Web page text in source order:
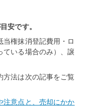
安です。
当権抹消登記費用・ロ
ている場合のみ）、譲
方法は次の記事をご覧
注意点と、売却にかか